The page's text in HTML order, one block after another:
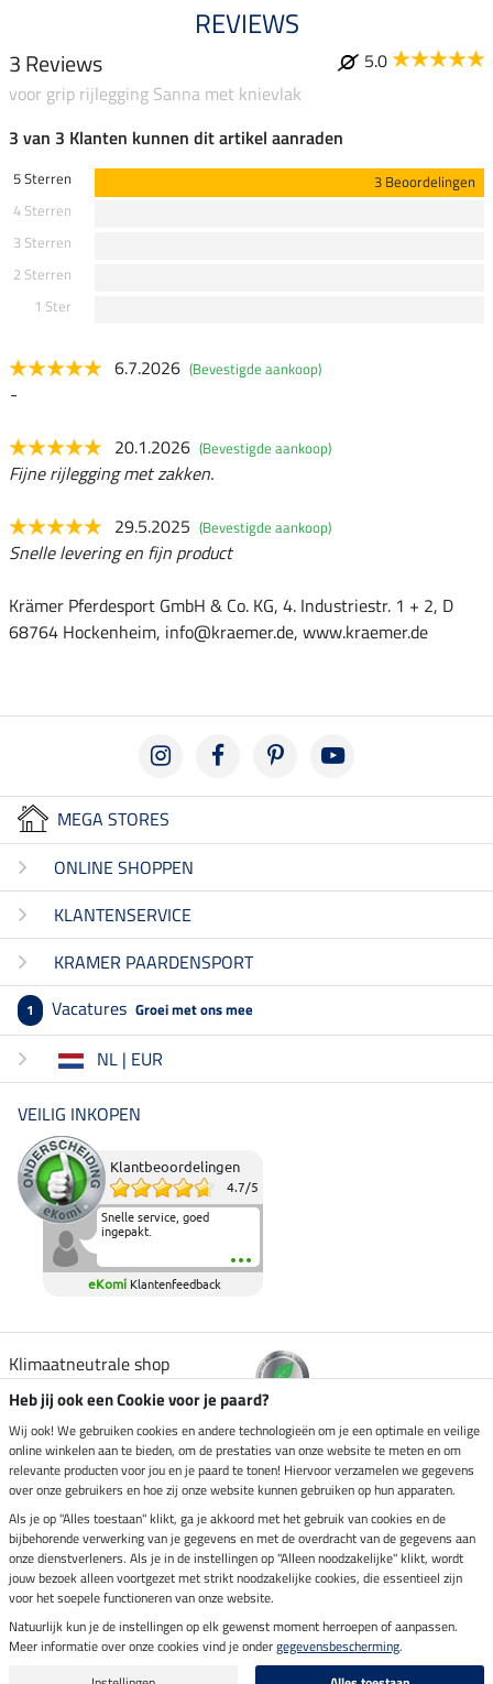
REVIEWS
3 Reviews
5.0
voor grip rijlegging Sanna met knievlak
3 van 3 Klanten kunnen dit artikel aanraden
5 Sterren
3 Beoordelingen
4 Sterren
3 Sterren
2 Sterren
1 Ster
6.7.2026 (Bevestigde aankoop)
-
20.1.2026 (Bevestigde aankoop)
Fijne rijlegging met zakken.
29.5.2025 (Bevestigde aankoop)
Snelle levering en fijn product
Krämer Pferdesport GmbH & Co. KG, 4. Industriestr. 1 + 2, D
68764 Hockenheim, info@kraemer.de, www.kraemer.de
MEGA STORES
ONLINE SHOPPEN
KLANTENSERVICE
KRAMER PAARDENSPORT
1 Vacatures Groei met ons mee
NL | EUR
VEILIG INKOPEN
Klantbeoordelingen
4.7/5
Snelle service, goed
ingepakt.
eKomi Klantenfeedback
Klimaatneutrale shop
Verzending per
Veilig betalen met
Impressum
Laatste update op 09.08.2026 om 14:26 uur
Heb jij ook een Cookie voor je paard?
Wij ook! We gebruiken cookies en andere technologieën om je een optimale en veilige
online winkelen aan te bieden, om de prestaties van onze website te meten en om
relevante producten voor jou en je paard te tonen! Hiervoor verzamelen we gegevens
over onze gebruikers en hoe zij onze website kunnen gebruiken op hun apparaten.
Als je op "Alles toestaan" klikt, ga je akkoord met het gebruik van cookies en de
bijbehorende verwerking van je gegevens en met de overdracht van de gegevens aan
onze dienstverleners. Als je in de instellingen op "Alleen noodzakelijke" klikt, wordt
jouw bezoek alleen voortgezet met strikt noodzakelijke cookies, die essentieel zijn
voor het soepele functioneren van onze website.
Natuurlijk kun je de instellingen op elk gewenst moment herroepen of aanpassen.
Meer informatie over onze cookies vind je ondergegevensbescherming.